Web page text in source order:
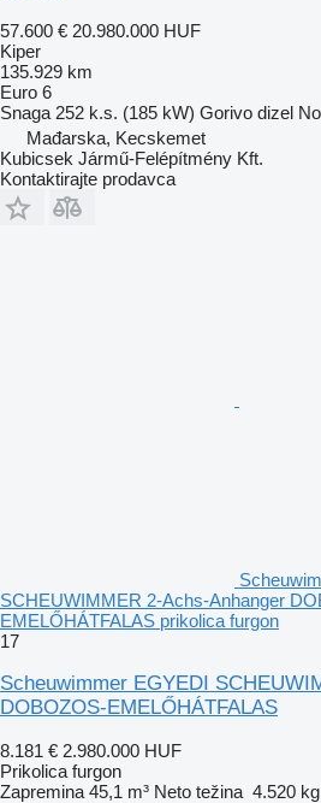
57.600 € 20.980.000 HUF
Kiper
135.929 km
Euro 6
Snaga 252 k.s. (185 kW) Gorivo dizel
Mađarska, Kecskemet
Kubicsek Jármű-Felépítmény Kft.
Kontaktirajte prodavca
SCHEUWIMMER 2-Achs-Anhanger
EMELŐHÁTFALAS prikolica furgon
17
Scheuwimmer EGYEDI
DOBOZOS-EMELŐHÁTFALAS
8.181 € 2.980.000 HUF
Prikolica furgon
Zapremina 45,1 m³ Neto težina 4.520 kg